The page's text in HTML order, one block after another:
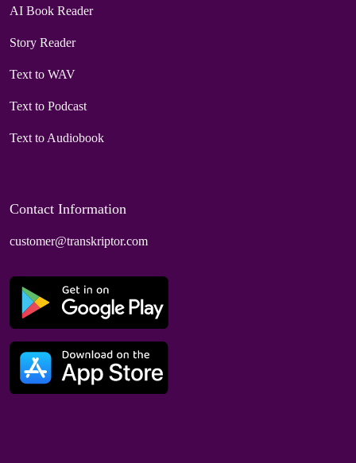
AI Book Reader
Story Reader
Text to WAV
Text to Podcast
Text to Audiobook
Contact Information
customer@transkriptor.com